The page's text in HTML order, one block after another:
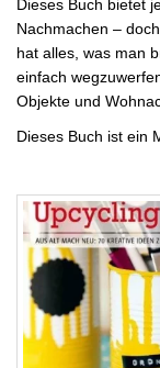
Dieses Buch bietet
Nachmachen –
hat alles, was man
einfach
Objekte und
Dieses Buch ist ein